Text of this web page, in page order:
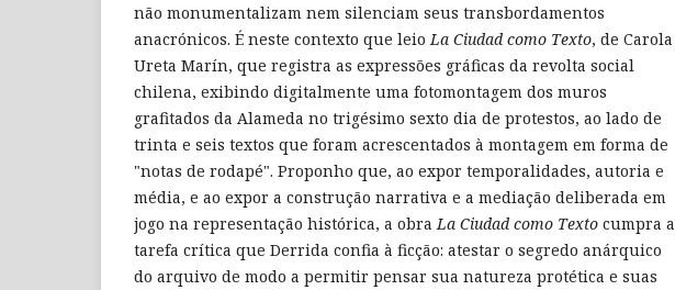
não monumentalizam nem silenciam seus transbordamentos
anacrónicos. É neste contexto que leioLa Ciudad como Texto, de Carola
Ureta Marín, que registra as expressões gráficas da revolta social
chilena, exibindo digitalmente uma fotomontagem dos muros
grafitados da Alameda no trigésimo sexto dia de protestos, ao lado de
trinta e seis textos que foram acrescentados à montagem em forma de
"notas de rodapé". Proponho que, ao expor temporalidades, autoria e
média, e ao expor a construção narrativa e a mediação deliberada em
jogo na representação histórica, a obraLa Ciudad como Texto cumpra a
tarefa crítica que Derrida confia à ficção: atestar o segredo anárquico
do arquivo de modo a permitir pensar sua natureza protética e suas